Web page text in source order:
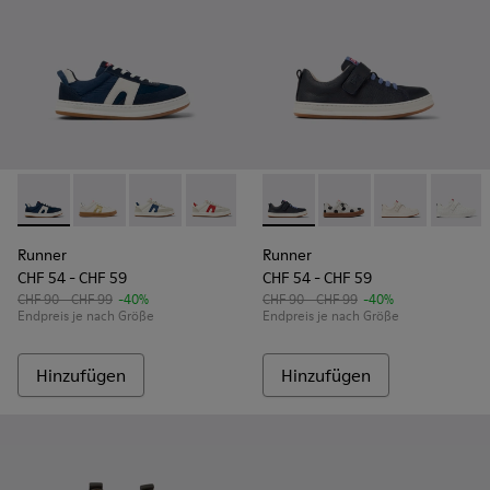
Runner - K800653-002 - Mehrfarbige Kindersneaker aus
Runner - K800653-014
Runner - K800653-010 - Mehrfarbige Leder-
Runner - K800653-008 - Mehrfarbige
Runner - K800653-006
Runner - K800653-003
Runner
CHF 54 - CHF 59
CHF 90 - CHF 99 -40%
Endpreis je nach Größe
Hinzufügen
Runner - K800247-028 -
Runner - K800247-
Runner -
Runner
CHF 54 - CHF 59
CHF 90 - CHF 99 -40%
Endpreis je nach Größe
Hinzufügen